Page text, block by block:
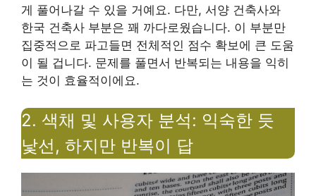
게 풀어나갈 수 있을 거예요. 다만, 서양 건축사와
한국 건축사 부분은 꽤 까다로웠습니다. 이 부분만
집중적으로 파고들면 전체적인 점수 확보에 큰 도움
이 될 겁니다. 문제를 풀면서 반복되는 내용을 익히
는 것이 효율적이에요.
2. 색채 및 사용자 분석: 익숙한 듯
낯선, 하지만 반복이 답